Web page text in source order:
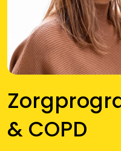
& COPD